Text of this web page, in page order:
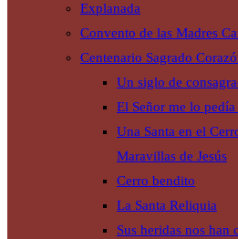
Explanada
Convento de las Madres
Centenario Sagrado
Un siglo de
El Señor me lo
Una Santa en el
Maravillas de Jesús
Cerro bendito
La Santa Reliquia
Sus heridas nos han